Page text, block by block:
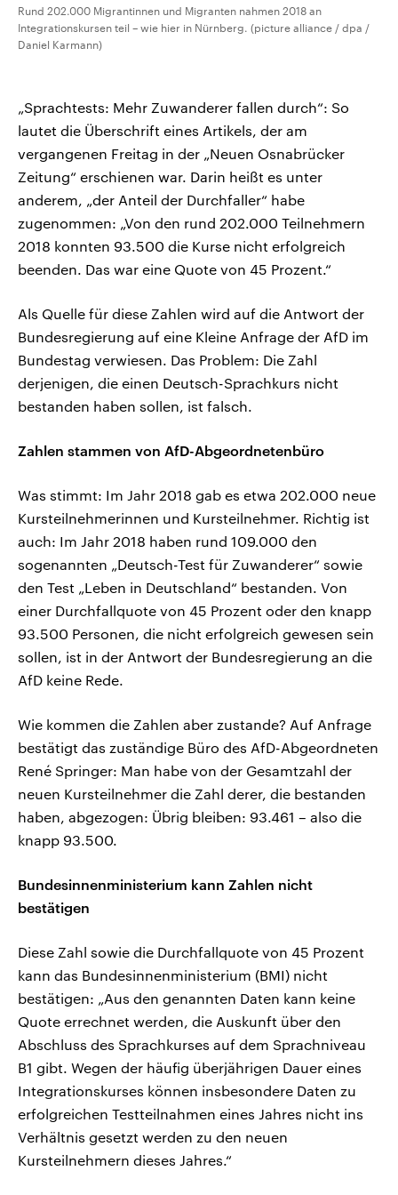
Rund 202.000 Migrantinnen und Migranten nahmen 2018 an
Integrationskursen teil – wie hier in Nürnberg. (picture alliance / dpa /
Daniel Karmann)
„Sprachtests: Mehr Zuwanderer fallen durch“: So
lautet die Überschrift eines Artikels, der am
vergangenen Freitag in der „Neuen Osnabrücker
Zeitung“ erschienen war. Darin heißt es unter
anderem, „der Anteil der Durchfaller“ habe
zugenommen: „Von den rund 202.000 Teilnehmern
2018 konnten 93.500 die Kurse nicht erfolgreich
beenden. Das war eine Quote von 45 Prozent.“
Als Quelle für diese Zahlen wird auf die Antwort der
Bundesregierung auf eine Kleine Anfrage der AfD im
Bundestag verwiesen. Das Problem: Die Zahl
derjenigen, die einen Deutsch-Sprachkurs nicht
bestanden haben sollen, ist falsch.
Zahlen stammen von AfD-Abgeordnetenbüro
Was stimmt: Im Jahr 2018 gab es etwa 202.000 neue
Kursteilnehmerinnen und Kursteilnehmer. Richtig ist
auch: Im Jahr 2018 haben rund 109.000 den
sogenannten „Deutsch-Test für Zuwanderer“ sowie
den Test „Leben in Deutschland“ bestanden. Von
einer Durchfallquote von 45 Prozent oder den knapp
93.500 Personen, die nicht erfolgreich gewesen sein
sollen, ist in der Antwort der Bundesregierung an die
AfD keine Rede.
Wie kommen die Zahlen aber zustande? Auf Anfrage
bestätigt das zuständige Büro des AfD-Abgeordneten
René Springer: Man habe von der Gesamtzahl der
neuen Kursteilnehmer die Zahl derer, die bestanden
haben, abgezogen: Übrig bleiben: 93.461 – also die
knapp 93.500.
Bundesinnenministerium kann Zahlen nicht
bestätigen
Diese Zahl sowie die Durchfallquote von 45 Prozent
kann das Bundesinnenministerium (BMI) nicht
bestätigen: „Aus den genannten Daten kann keine
Quote errechnet werden, die Auskunft über den
Abschluss des Sprachkurses auf dem Sprachniveau
B1 gibt. Wegen der häufig überjährigen Dauer eines
Integrationskurses können insbesondere Daten zu
erfolgreichen Testteilnahmen eines Jahres nicht ins
Verhältnis gesetzt werden zu den neuen
Kursteilnehmern dieses Jahres.“